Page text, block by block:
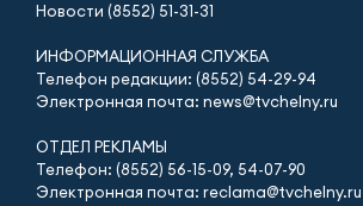
Новости (8552) 51-31-31
ИНФОРМАЦИОННАЯ СЛУЖБА
Телефон редакции: (8552) 54-29-94
Электронная почта: news@tvchelny.ru
ОТДЕЛ РЕКЛАМЫ
Телефон: (8552) 56-15-09, 54-07-90
Электронная почта: reclama@tvchelny.ru